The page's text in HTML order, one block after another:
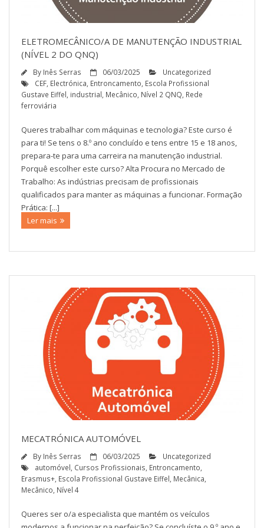
Contactos
ELETROMECÂNICO/A DE MANUTENÇÃO INDUSTRIAL
(NÍVEL 2 DO QNQ)
By Inês Serras 06/03/2025
Uncategorized
CEF Electrónica Entroncamento Escola Profissional
Gustave Eiffel industrial Mecânico Nível 2 QNQ Rede
ferroviária
Queres trabalhar com máquinas e tecnologia? Este curso é
para ti! Se tens o 8.º ano concluído e tens entre 15 e 18 anos,
prepara-te para uma carreira na manutenção industrial.
Porquê escolher este curso? Alta Procura no Mercado de
Trabalho: As indústrias precisam de profissionais
qualificados para manter as máquinas a funcionar. Formação
Prática: [...]
Ler mais
MECATRÓNICA AUTOMÓVEL
By Inês Serras 06/03/2025
Uncategorized
automóvel Cursos Profissionais Entroncamento
Erasmus+ Escola Profissional Gustave Eiffel Mecânica
Mecânico Nível 4
Queres ser o/a especialista que mantém os veículos